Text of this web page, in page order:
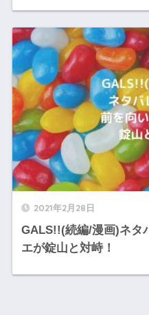
2021年2月28日
GALS!!(続編/漫画)ネタ
エが錠山と対峙！